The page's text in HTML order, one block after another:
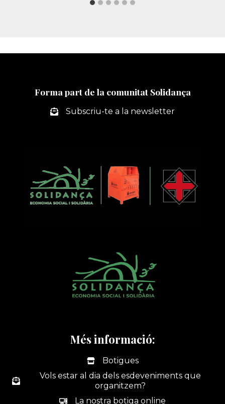
Forma part de la comunitat Solidança
Subscriu-te a la newsletter
Més informació:
Botigues
Vols estar al dia dels esdeveniments que
organitzem?
La nostra botiga online